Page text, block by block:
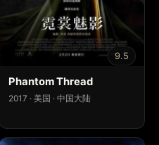
9.5
Phantom Thread
2017 · 美国 · 中国大陆